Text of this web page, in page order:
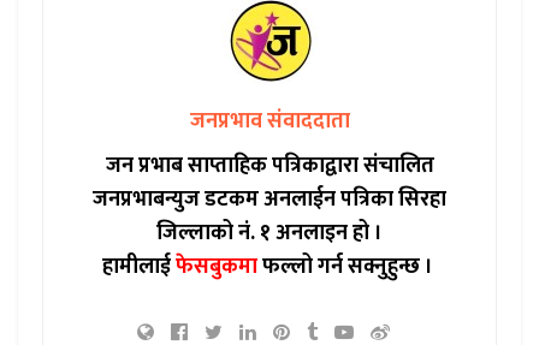
जनप्रभाव संवाददाता
जन प्रभाब साप्ताहिक पत्रिकाद्वारा संचालित
जनप्रभाबन्युज डटकम अनलाईन पत्रिका सिरहा
जिल्लाको नं. १ अनलाइन हो ।
हामीलाईफेसबुकमाफल्लो गर्न सक्नुहुन्छ ।